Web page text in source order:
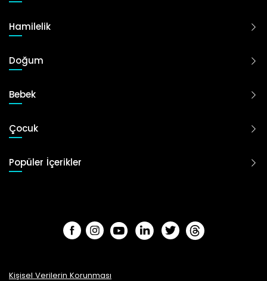
Hamilelik
Doğum
Bebek
Çocuk
Popüler İçerikler
Kişisel Verilerin Korunması